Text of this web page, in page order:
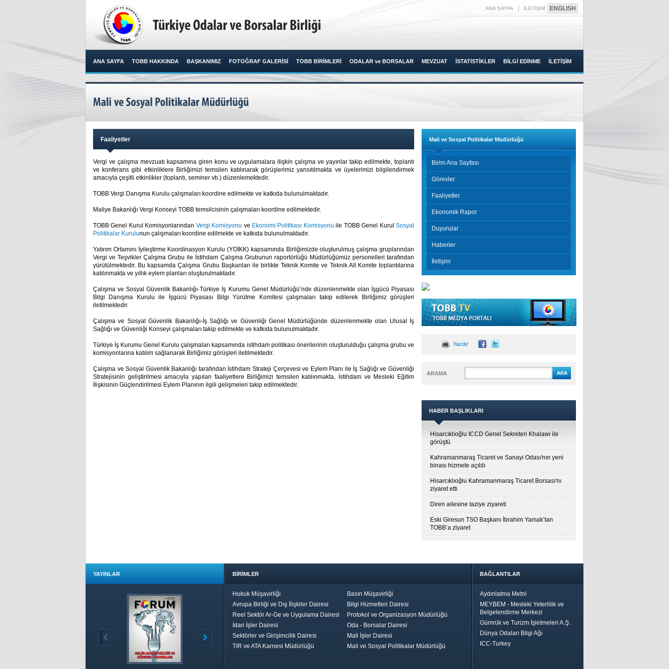
ANA SAYFA İLETİŞİM ENGLISH
ANA SAYFA TOBB HAKKINDA BAŞKANIMIZ FOTOĞRAF GALERİSİ TOBB BİRİMLERİ ODALAR ve BORSALAR MEVZUAT İSTATİSTİKLER BİLGİ EDİNME İLETİŞİM
Faaliyetler
Vergi ve çalışma mevzuatı kapsamına giren konu ve uygulamalara ilişkin çalışma ve yayınlar takip edilmekte, toplantı
ve konferans gibi etkinliklere Birliğimizi temsilen katılınarak görüşlerimiz yansıtılmakta ve üyelerimizi bilgilendirmek
amacıyla çeşitli etkinlikler (toplantı, seminer vb.) düzenlemektedir.
TOBB Vergi Danışma Kurulu çalışmaları koordine edilmekte ve katkıda bulunulmaktadır.
Maliye Bakanlığı Vergi Konseyi TOBB temsilcisinin çalışmaları koordine edilmektedir.
TOBB Genel Kurul Komisyonlarından Vergi Komisyonu ve Ekonomi Politikası Komisyonu ile TOBB Genel KurulSosyal
Politikalar Kurulunun çalışmaları koordine edilmekte ve katkıda bulunulmaktadır.
Yatırım Ortamını İyileştirme Koordinasyon Kurulu (YOİKK) kapsamında Birliğimizde oluşturulmuş çalışma gruplarından
Vergi ve Teşvikler Çalışma Grubu ile İstihdam Çalışma Grubunun raportörlüğü Müdürlüğümüz personelleri tarafından
yürütülmektedir. Bu kapsamda Çalışma Grubu Başkanları ile birlikte Teknik Komite ve Teknik Alt Komite toplantılarına
katılınmakta ve yıllık eylem planları oluşturulmaktadır.
Çalışma ve Sosyal Güvenlik Bakanlığı-Türkiye İş Kurumu Genel Müdürlüğü’nde düzenlenmekte olan İşgücü Piyasası
Bilgi Danışma Kurulu ile İşgücü Piyasası Bilgi Yürütme Komitesi çalışmaları takip edilerek Birliğimiz görüşleri
iletilmektedir.
Çalışma ve Sosyal Güvenlik Bakanlığı-İş Sağlığı ve Güvenliği Genel Müdürlüğünde düzenlenmekte olan Ulusal İş
Sağlığı ve Güvenliği Konseyi çalışmaları takip edilmekte ve katkıda bulunulmaktadır.
Türkiye İş Kurumu Genel Kurulu çalışmaları kapsamında istihdam politikası önerilerinin oluşturulduğu çalışma grubu ve
komisyonlarına katılım sağlanarak Birliğimiz görüşleri iletilmektedir.
Çalışma ve Sosyal Güvenlik Bakanlığı tarafından İstihdam Strateji Çerçevesi ve Eylem Planı ile İş Sağlığı ve Güvenliği
Stratejisinin geliştirilmesi amacıyla yapılan faaliyetlere Birliğimizi temsilen katılınmakta, İstihdam ve Mesleki Eğitim
İlişkisinin Güçlendirilmesi Eylem Planının ilgili gelişmeleri takip edilmektedir.
Mali ve Sosyal Politikalar Müdürlüğü
Birim Ana Sayfası
Görevler
Faaliyetler
Ekonomik Rapor
Duyurular
Haberler
İletişim
Yazdır
ARAMA
HABER BAŞLIKLARI
Hisarcıklıoğlu ICCD Genel Sekreteri Khalawi ile
görüştü
Kahramanmaraş Ticaret ve Sanayi Odası'nın yeni
binası hizmete açıldı
Hisarcıklıoğlu Kahramanmaraş Ticaret Borsası'nı
ziyaret etti
Diren ailesine taziye ziyareti
Eski Giresun TSO Başkanı İbrahim Yamak’tan
TOBB’a ziyaret
YAYINLAR BİRİMLER
Hukuk Müşavirliği
Basın Müşavirliği
Avrupa Birliği ve Dış İlişkiler Dairesi
Bilgi Hizmetleri Dairesi
Reel Sektör Ar-Ge ve Uygulama Dairesi
Protokol ve Organizasyon Müdürlüğü
İdari İşler Dairesi
Oda - Borsalar Dairesi
Sektörler ve Girişimcilik Dairesi
Mali İşler Dairesi
TIR ve ATA Karnesi Müdürlüğü
Mali ve Sosyal Politikalar Müdürlüğü
BAĞLANTILAR
Aydınlatma Metni
MEYBEM - Mesleki Yeterlilik ve
Belgelendirme Merkezi
Gümrük ve Turizm İşletmeleri A.Ş.
Dünya Odaları Bilgi Ağı
ICC-Turkey